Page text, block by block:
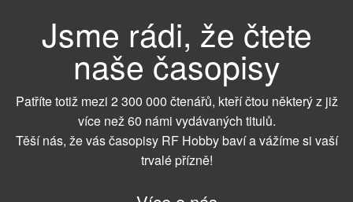
Jsme rádi, že čtete
naše časopisy
Patříte totiž mezi 2 300 000 čtenářů, kteří čtou některý z již
více než 60 námi vydávaných titulů.
Těší nás, že vás časopisy RF Hobby baví a vážíme si vaší
trvalé přízně!